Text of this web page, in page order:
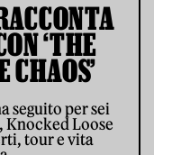
‘THE
CHAOS’
seguito per sei
Knocked Loose
tour e vita